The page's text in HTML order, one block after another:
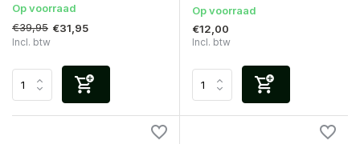
Op voorraad
€39,95 €31,95
Incl. btw
Op voorraad
€12,00
Incl. btw